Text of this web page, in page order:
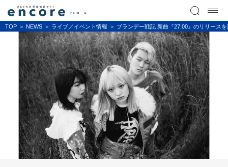
TOP NEWS ライブ／イベント情報 ブランデー戦記 新曲『27:00』のリリース